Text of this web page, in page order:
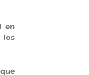
en
los